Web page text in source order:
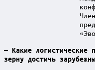
— Какие логистические
зерну достичь